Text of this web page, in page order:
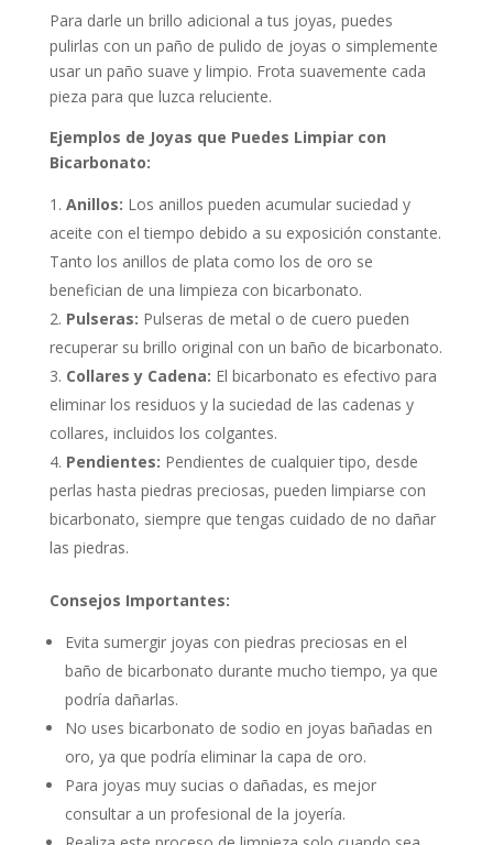
Para darle un brillo adicional a tus joyas, puedes
pulirlas con un paño de pulido de joyas o simplemente
usar un paño suave y limpio. Frota suavemente cada
pieza para que luzca reluciente.
Ejemplos de Joyas que Puedes Limpiar con
Bicarbonato:
Anillos: Los anillos pueden acumular suciedad y
aceite con el tiempo debido a su exposición constante.
Tanto los anillos de plata como los de oro se
benefician de una limpieza con bicarbonato.
Pulseras: Pulseras de metal o de cuero pueden
recuperar su brillo original con un baño de bicarbonato.
Collares y Cadena: El bicarbonato es efectivo para
eliminar los residuos y la suciedad de las cadenas y
collares, incluidos los colgantes.
Pendientes: Pendientes de cualquier tipo, desde
perlas hasta piedras preciosas, pueden limpiarse con
bicarbonato, siempre que tengas cuidado de no dañar
las piedras.
Consejos Importantes:
Evita sumergir joyas con piedras preciosas en el
baño de bicarbonato durante mucho tiempo, ya que
podría dañarlas.
No uses bicarbonato de sodio en joyas bañadas en
oro, ya que podría eliminar la capa de oro.
Para joyas muy sucias o dañadas, es mejor
consultar a un profesional de la joyería.